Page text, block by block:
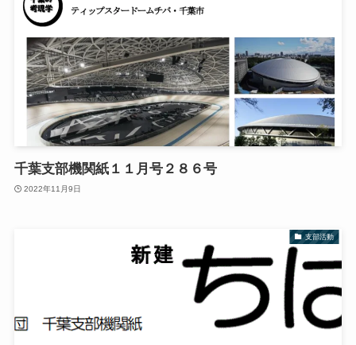
千葉支部機関紙１１月号２８６号
2022年11月9日
支部活動